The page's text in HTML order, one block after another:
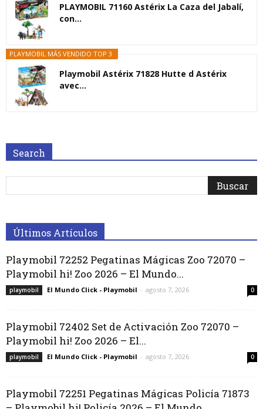
PLAYMOBIL 71160 Astérix La Caza del Jabalí,
con...
PLAYMOBIL MÁS VENDIDO TOP 3
Playmobil Astérix 71828 Hutte d Astérix
avec...
Search
Últimos Artículos
Playmobil 72252 Pegatinas Mágicas Zoo 72070 –
Playmobil hi! Zoo 2026 – El Mundo...
playmobil El Mundo Click - Playmobil - agosto 7, 2026 0
Playmobil 72402 Set de Activación Zoo 72070 –
Playmobil hi! Zoo 2026 – El...
playmobil El Mundo Click - Playmobil - agosto 7, 2026 0
Playmobil 72251 Pegatinas Mágicas Policía 71873